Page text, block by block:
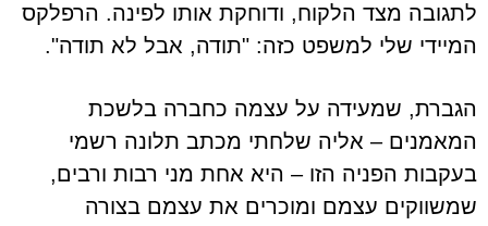
לתגובה מצד הלקוח, ודוחקת אותו לפינה. הרפלקס
המיידי שלי למשפט כזה: "תודה, אבל לא תודה".
הגברת, שמעידה על עצמה כחברה בלשכת
המאמנים – אליה שלחתי מכתב תלונה רשמי
בעקבות הפניה הזו – היא אחת מני רבות ורבים,
שמשווקים עצמם ומוכרים את עצמם בצורה